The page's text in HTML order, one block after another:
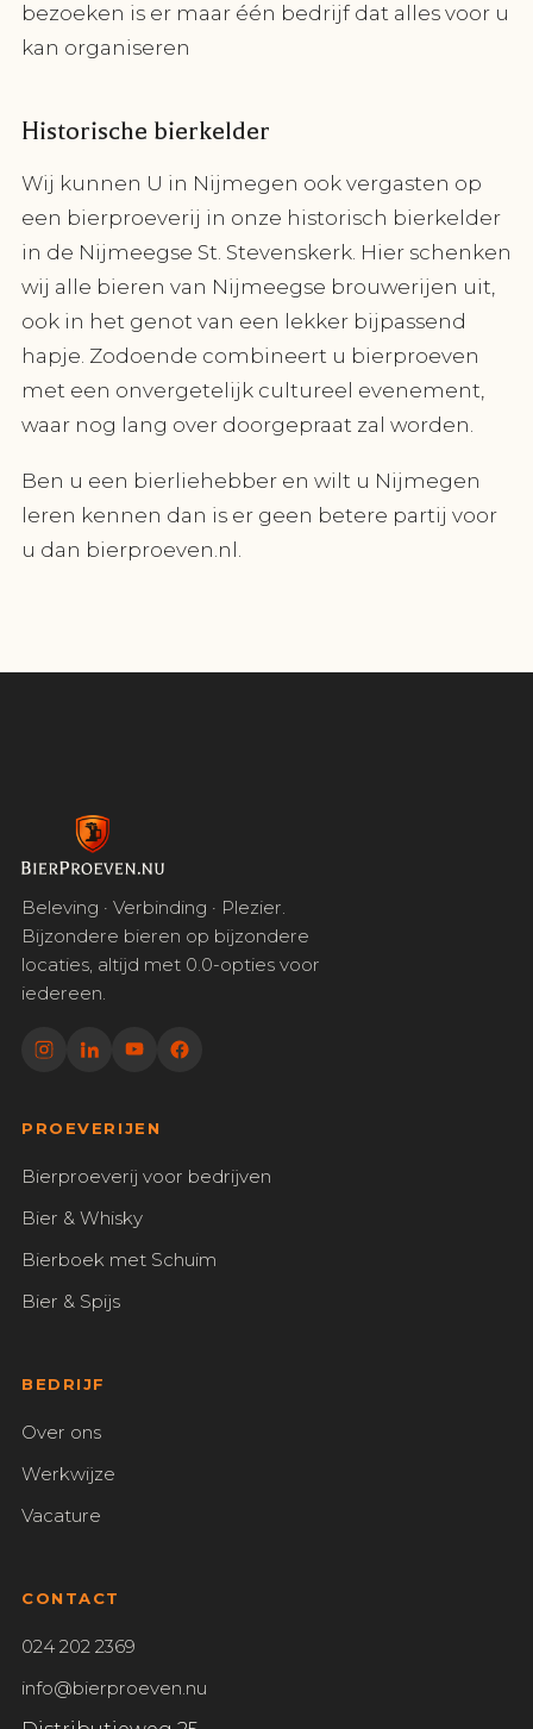
bezoeken is er maar één bedrijf dat alles voor u
kan organiseren
Historische bierkelder
Wij kunnen U in Nijmegen ook vergasten op
een bierproeverij in onze historisch bierkelder
in de Nijmeegse St. Stevenskerk. Hier schenken
wij alle bieren van Nijmeegse brouwerijen uit,
ook in het genot van een lekker bijpassend
hapje. Zodoende combineert u bierproeven
met een onvergetelijk cultureel evenement,
waar nog lang over doorgepraat zal worden.
Ben u een bierliehebber en wilt u Nijmegen
leren kennen dan is er geen betere partij voor
u dan bierproeven.nl.
Beleving · Verbinding · Plezier.
Bijzondere bieren op bijzondere
locaties, altijd met 0.0-opties voor
iedereen.
PROEVERIJEN
Bierproeverij voor bedrijven
Bier & Whisky
Bierboek met Schuim
Bier & Spijs
BEDRIJF
Over ons
Werkwijze
Vacature
CONTACT
024 202 2369
info@bierproeven.nu